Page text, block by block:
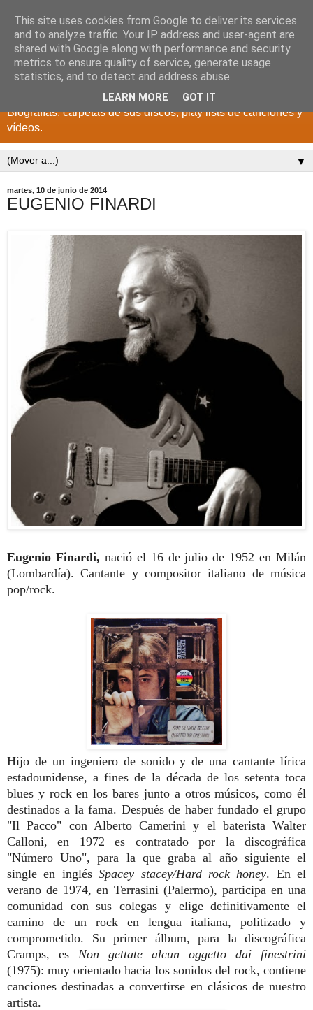
DISCOS PARA EL
RECUERDO
CANTANTES Y GRUPOS DE LOS AÑOS 1950 a 2022.
Biografías, carpetas de sus discos, play lists de canciones y
vídeos.
▼
martes, 10 de junio de 2014
EUGENIO FINARDI
Eugenio Finardi, nació el 16 de julio de 1952 en Milán
(Lombardía). Cantante y compositor italiano de música
pop/rock.
Hijo de un ingeniero de sonido y de una cantante lírica
estadounidense, a fines de la década de los setenta toca
blues y rock en los bares junto a otros músicos, como él
destinados a la fama. Después de haber fundado el grupo
"Il Pacco" con Alberto Camerini y el baterista Walter
Calloni, en 1972 es contratado por la discográfica
"Número Uno", para la que graba al año siguiente el
single en inglésSpacey stacey/Hard rock honey. En el
verano de 1974, en Terrasini (Palermo), participa en una
comunidad con sus colegas y elige definitivamente el
camino de un rock en lengua italiana, politizado y
comprometido. Su primer álbum, para la discográfica
Cramps, es Non gettate alcun oggetto dai finestrini
(1975): muy orientado hacia los sonidos del rock, contiene
canciones destinadas a convertirse en clásicos de nuestro
artista.
This site uses cookies from Google to deliver its services
and to analyze traffic. Your IP address and user-agent are
shared with Google along with performance and security
metrics to ensure quality of service, generate usage
statistics, and to detect and address abuse.
LEARN MORE GOT IT